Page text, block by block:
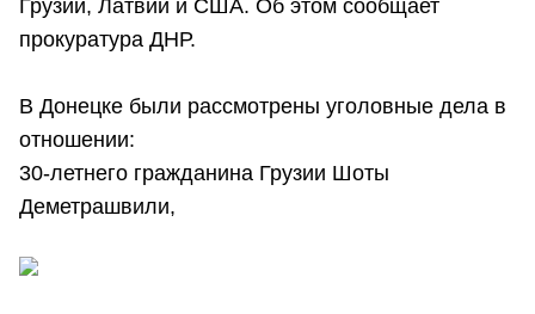
Грузии, Латвии и США. Об этом сообщает
прокуратура ДНР.
В Донецке были рассмотрены уголовные дела в
отношении:
30-летнего гражданина Грузии Шоты
Деметрашвили,